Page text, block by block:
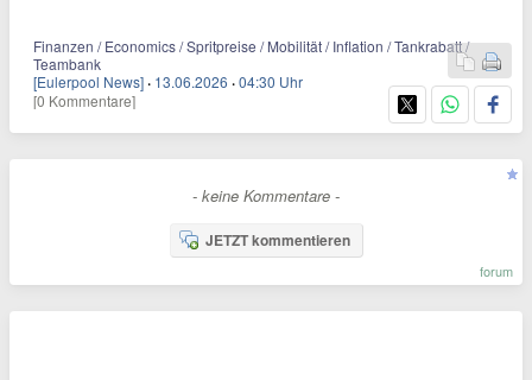
Finanzen / Economics / Spritpreise / Mobilität / Inflation / Tankrabatt /
Teambank
[Eulerpool News] · 13.06.2026 ·04:30 Uhr
[0 Kommentare]
- keine Kommentare -
JETZT kommentieren
forum